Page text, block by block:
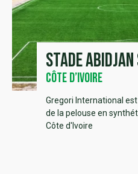
Stade
Côte d’Ivoire
Gregori International
de la pelouse en
Côte d'Ivoire